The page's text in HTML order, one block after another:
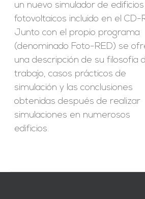
un nuevo simulador de edificios
fotovoltaicos incluido en el CD-
Junto con el propio programa
(denominado Foto-RED) se
una descripción de su filosofía
trabajo, casos prácticos de
simulación y las conclusiones
obtenidas después de realizar
simulaciones en numerosos
edificios.